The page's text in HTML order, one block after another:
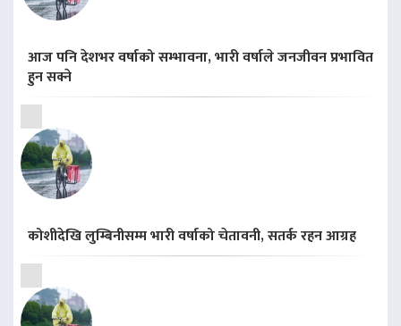
आज पनि देशभर वर्षाको सम्भावना, भारी वर्षाले जनजीवन प्रभावित
हुन सक्ने
कोशीदेखि लुम्बिनीसम्म भारी वर्षाको चेतावनी, सतर्क रहन आग्रह